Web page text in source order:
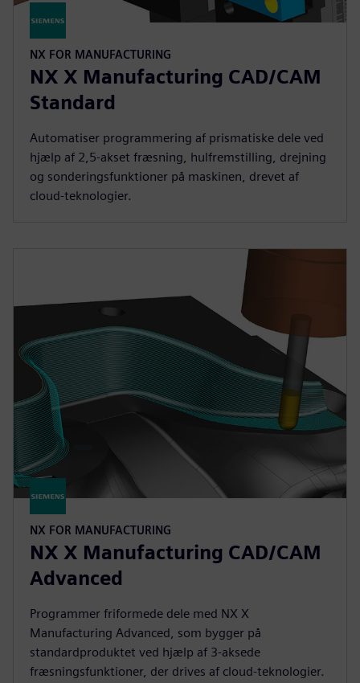
NX FOR MANUFACTURING
NX X Manufacturing CAD/CAM
Standard
Automatiser programmering af prismatiske dele ved
hjælp af 2,5-akset fræsning, hulfremstilling, drejning
og sonderingsfunktioner på maskinen, drevet af
cloud-teknologier.
NX FOR MANUFACTURING
NX X Manufacturing CAD/CAM
Advanced
Programmer friformede dele med NX X
Manufacturing Advanced, som bygger på
standardproduktet ved hjælp af 3-aksede
fræsningsfunktioner, der drives af cloud-teknologier.